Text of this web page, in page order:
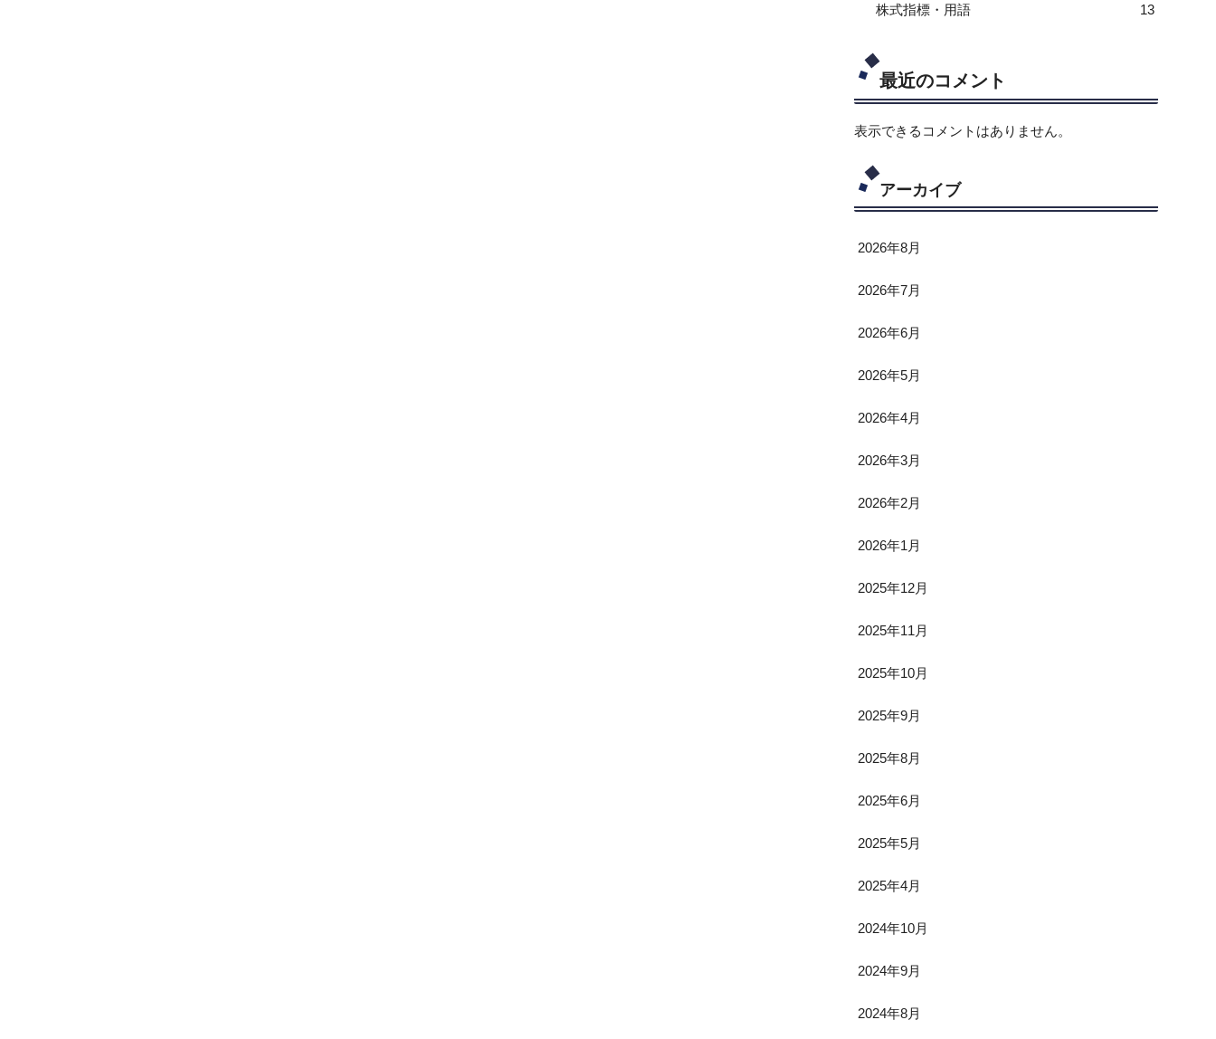
株式指標・用語 13
最近のコメント
表示できるコメントはありません。
アーカイブ
2026年8月
2026年7月
2026年6月
2026年5月
2026年4月
2026年3月
2026年2月
2026年1月
2025年12月
2025年11月
2025年10月
2025年9月
2025年8月
2025年6月
2025年5月
2025年4月
2024年10月
2024年9月
2024年8月